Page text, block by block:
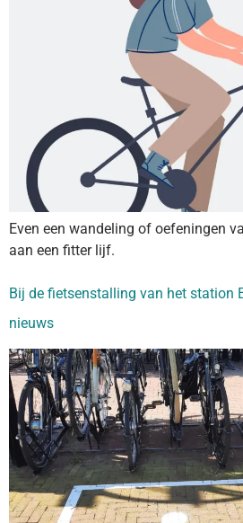
Even een wandeling of oefeningen
aan een fitter lijf.
Bij de fietsenstalling van het station
nieuws